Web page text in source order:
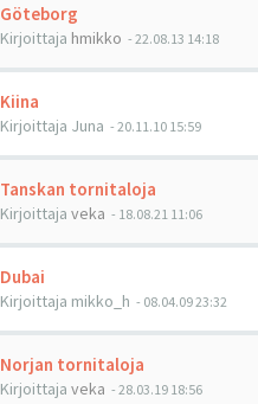
Göteborg
Kirjoittaja hmikko - 22.08.13 14:18
Kiina
Kirjoittaja Juna - 20.11.10 15:59
Tanskan tornitaloja
Kirjoittaja veka - 18.08.21 11:06
Dubai
Kirjoittaja mikko_h - 08.04.09 23:32
Norjan tornitaloja
Kirjoittaja veka - 28.03.19 18:56